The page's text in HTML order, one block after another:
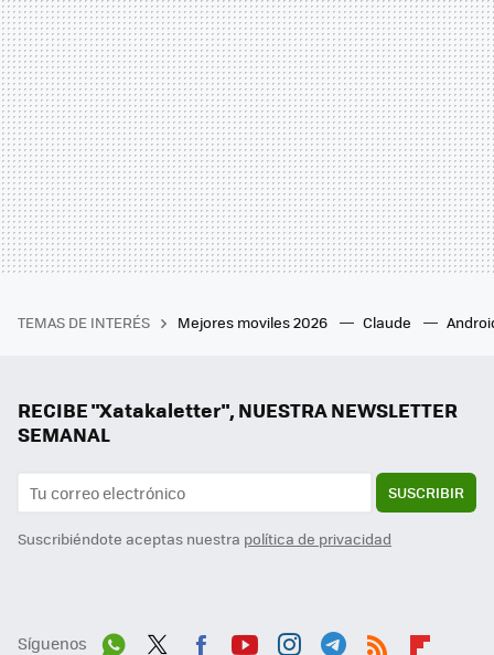
TEMAS DE INTERÉS Mejores moviles 2026 Claude
RECIBE "Xatakaletter", NUESTRA NEWSLETTER
SEMANAL
SUSCRIBIR
Suscribiéndote aceptas nuestra política de privacidad
Síguenos